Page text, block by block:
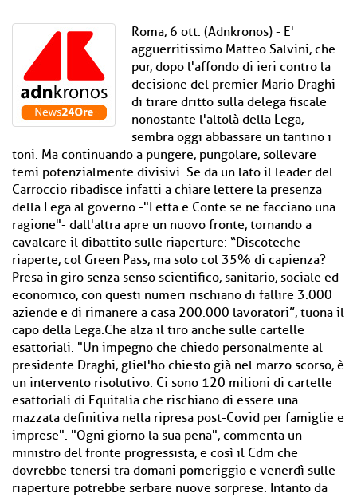
Roma, 6 ott. (Adnkronos) - E'
agguerritissimo Matteo Salvini, che
pur, dopo l'affondo di ieri contro la
decisione del premier Mario Draghi
di tirare dritto sulla delega fiscale
nonostante l'altolà della Lega,
sembra oggi abbassare un tantino i
toni. Ma continuando a pungere, pungolare, sollevare
temi potenzialmente divisivi. Se da un lato il leader del
Carroccio ribadisce infatti a chiare lettere la presenza
della Lega al governo -"Letta e Conte se ne facciano una
ragione"- dall'altra apre un nuovo fronte, tornando a
cavalcare il dibattito sulle riaperture: “Discoteche
riaperte, col Green Pass, ma solo col 35% di capienza?
Presa in giro senza senso scientifico, sanitario, sociale ed
economico, con questi numeri rischiano di fallire 3.000
aziende e di rimanere a casa 200.000 lavoratori”, tuona il
capo della Lega.Che alza il tiro anche sulle cartelle
esattoriali. "Un impegno che chiedo personalmente al
presidente Draghi, gliel'ho chiesto già nel marzo scorso, è
un intervento risolutivo. Ci sono 120 milioni di cartelle
esattoriali di Equitalia che rischiano di essere una
mazzata definitiva nella ripresa post-Covid per famiglie e
imprese". "Ogni giorno la sua pena", commenta un
ministro del fronte progressista, e così il Cdm che
dovrebbe tenersi tra domani pomeriggio e venerdì sulle
riaperture potrebbe serbare nuove sorprese. Intanto da